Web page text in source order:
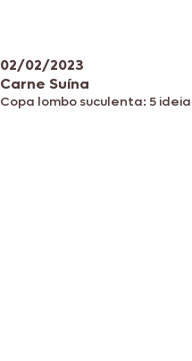
02/02/2023
Carne Suína
Copa lombo suculenta: 5